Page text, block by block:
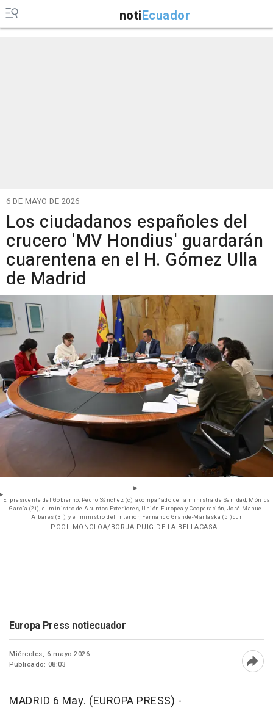
notiEcuador
6 DE MAYO DE 2026
Los ciudadanos españoles del
crucero 'MV Hondius' guardarán
cuarentena en el H. Gómez Ulla
de Madrid
El presidente del Gobierno, Pedro Sánchez (c), acompañado de la ministra de Sanidad, Mónica
García (2i), el ministro de Asuntos Exteriores, Unión Europea y Cooperación, José Manuel
Albares (3i), y el ministro del Interior, Fernando Grande-Marlaska (5i)dur
- POOL MONCLOA/BORJA PUIG DE LA BELLACASA
Europa Press notiecuador
Miércoles, 6 mayo 2026
Publicado: 08:03
MADRID 6 May. (EUROPA PRESS) -